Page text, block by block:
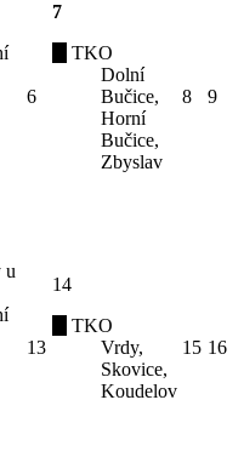
6
7
TKO
Dolní
Bučice,
Horní
Bučice,
Zbyslav
8 9
u
13
14
TKO
Vrdy,
Skovice,
Koudelov
15 16